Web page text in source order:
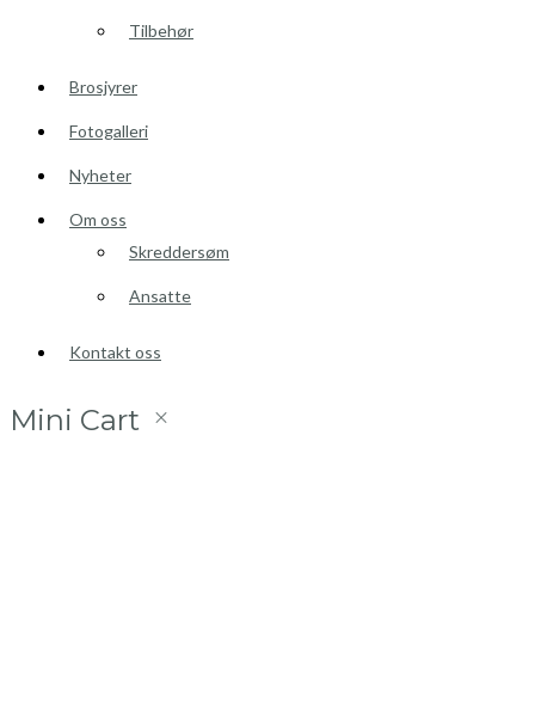
Tilbehør
Brosjyrer
Fotogalleri
Nyheter
Om oss
Skreddersøm
Ansatte
Kontakt oss
Mini Cart